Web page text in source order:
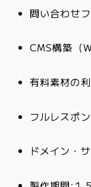
問い合わせ
CMS構築（
有料素材の
フルレスポ
ドメイン・